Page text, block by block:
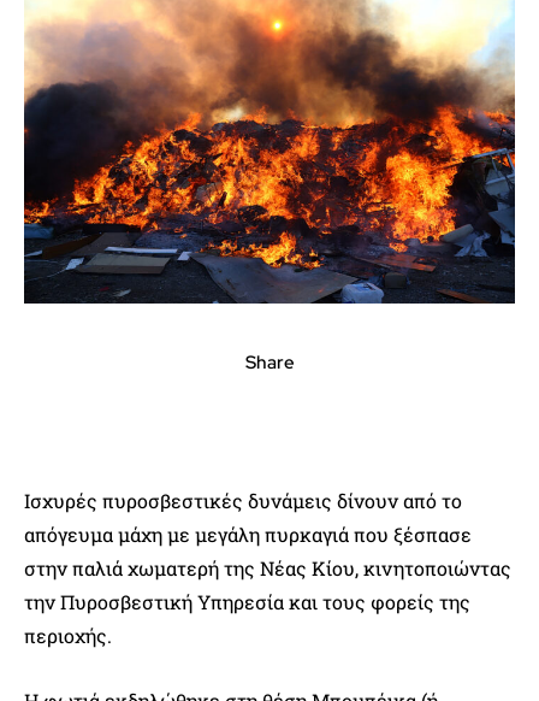
Share
Ισχυρές πυροσβεστικές δυνάμεις δίνουν από το
απόγευμα μάχη με μεγάλη πυρκαγιά που ξέσπασε
στην παλιά χωματερή της Νέας Κίου, κινητοποιώντας
την Πυροσβεστική Υπηρεσία και τους φορείς της
περιοχής.